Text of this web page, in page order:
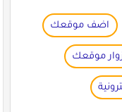
اضف موقعك
موقعك